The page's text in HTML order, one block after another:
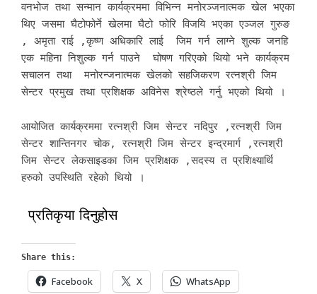
वनभोज तथा सन्मान कार्यक्रममा विभिन्न मनोरञ्जनात्मक खेल भएका
थिए जसमा घैटोफोर्ने खेलमा घैटो फोरि विजयि भएका एञ्जल गुरुङ
, अमृता राई ,कृष्ण अधिकारि लाई जिम गर्न लाग्ने शुल्क जनहि
एक महिना निशुल्क गर्न पाउने घोषण गरिएको थियो भने कार्यक्रम
सचालन तथा मनोरन्जनात्मक खेलको सहजिकरण रत्नश्री जिम
सेन्टर प्रमुख तथा प्रशिक्षक अविनेस श्रेष्ठले गर्नु भएको थियो ।
आयोजित कार्यक्रममा रत्नश्री जिम सेन्टर नदिपुर ,रत्नश्री जिम
सेन्टर शान्तिनगर चोक, रत्नश्री जिम सेन्टर इन्द्रमार्ग ,रत्नश्री
जिम सेन्टर लेकसाइडका जिम प्रशिक्षक ,सदस्य त प्रशिक्ष्यार्थि
हरुको उपस्थिति रहेको थियो ।
प्रतिकृया दिनुहोस
Share this:
Facebook X WhatsApp